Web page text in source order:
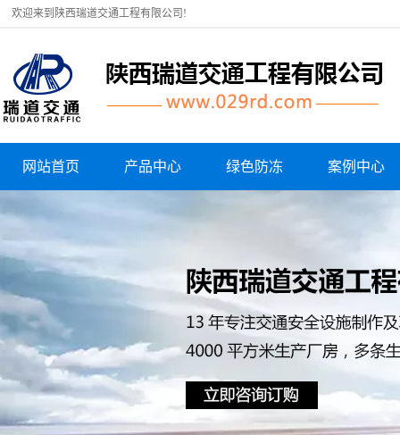
欢迎来到陕西瑞道交通工程有限公司!
网站首页 产品中心 绿色防冻 案例中心